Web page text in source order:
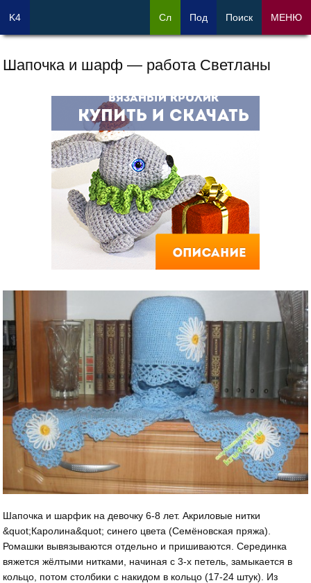
Шапочка и шарф — работа Светланы
Шапочка и шарфик на девочку 6-8 лет. Акриловые нитки
&quot;Каролина&quot; синего цвета (Семёновская пряжа).
Ромашки вывязываются отдельно и пришиваются. Серединка
вяжется жёлтыми нитками, начиная с 3-х петель, замыкается в
кольцо, потом столбики с накидом в кольцо (17-24 штук). Из
K4 Сл Под Поиск МЕНЮ